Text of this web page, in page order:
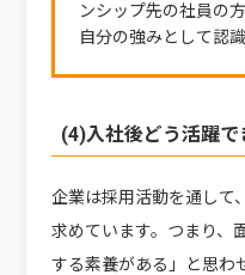
ンシップ先の社員の
自分の強みとして認
(4)入社後どう活躍で
企業は採用活動を通して
求めています。つまり、
する素養がある」と思わ